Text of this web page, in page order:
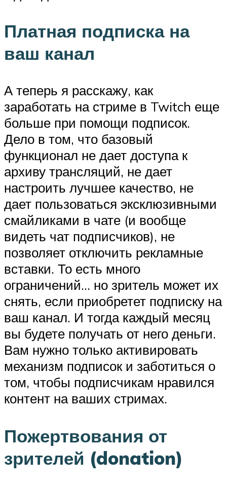
Платная подписка на
ваш канал
А теперь я расскажу, как
заработать на стриме в Twitch еще
больше при помощи подписок.
Дело в том, что базовый
функционал не дает доступа к
архиву трансляций, не дает
настроить лучшее качество, не
дает пользоваться эксклюзивными
смайликами в чате (и вообще
видеть чат подписчиков), не
позволяет отключить рекламные
вставки. То есть много
ограничений… но зритель может их
снять, если приобретет подписку на
ваш канал. И тогда каждый месяц
вы будете получать от него деньги.
Вам нужно только активировать
механизм подписок и заботиться о
том, чтобы подписчикам нравился
контент на ваших стримах.
Пожертвования от
зрителей (donation)